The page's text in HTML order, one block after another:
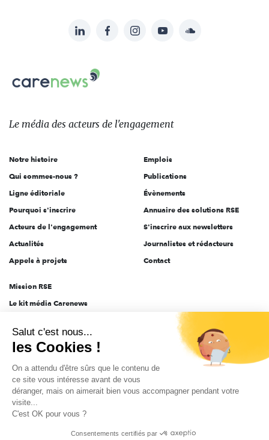
sur:
LinkedInFacebookInstagramYouTubeSoundcloud
Carenews,
Le
des
l'engagement
Le média des acteurs de l'engagement
Notre histoire
Qui sommes-nous ?
Ligne éditoriale
Pourquoi s'inscrire
Acteurs de l'engagement
Actualités
Appels à projets
Emplois
Publications
Évènements
Annuaire des solutions RSE
S'inscrire aux newsletters
Journalistes et rédacteurs
Contact
Mission RSE
Le kit média Carenews
AEF info
Novethic
PRODURABLE
Inclusiv Day
Données personnelles Mentions légales 2025-2026 Tout droits réservés
Salut c'est nous...
les Cookies !
On a attendu d'être sûrs que le contenu de
ce site vous intéresse avant de vous
déranger, mais on aimerait bien vous accompagner pendant votre
visite...
C'est OK pour vous ?
Consentements certifiés par